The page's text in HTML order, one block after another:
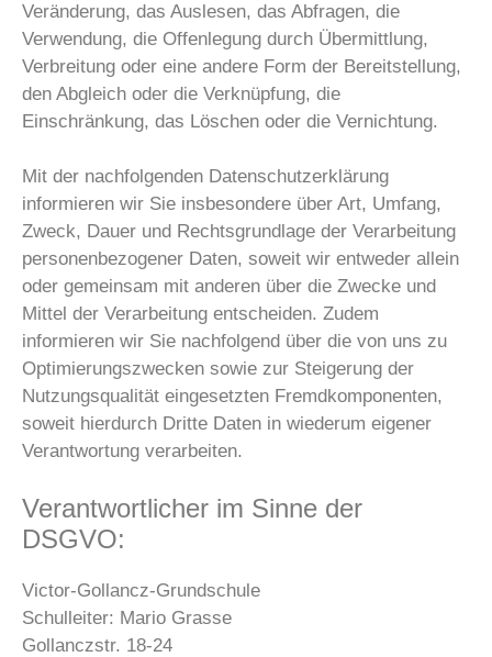
Veränderung, das Auslesen, das Abfragen, die
Verwendung, die Offenlegung durch Übermittlung,
Verbreitung oder eine andere Form der Bereitstellung,
den Abgleich oder die Verknüpfung, die
Einschränkung, das Löschen oder die Vernichtung.
Mit der nachfolgenden Datenschutzerklärung
informieren wir Sie insbesondere über Art, Umfang,
Zweck, Dauer und Rechtsgrundlage der Verarbeitung
personenbezogener Daten, soweit wir entweder allein
oder gemeinsam mit anderen über die Zwecke und
Mittel der Verarbeitung entscheiden. Zudem
informieren wir Sie nachfolgend über die von uns zu
Optimierungszwecken sowie zur Steigerung der
Nutzungsqualität eingesetzten Fremdkomponenten,
soweit hierdurch Dritte Daten in wiederum eigener
Verantwortung verarbeiten.
Verantwortlicher im Sinne der
DSGVO:
Victor-Gollancz-Grundschule
Schulleiter: Mario Grasse
Gollanczstr. 18-24